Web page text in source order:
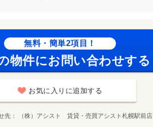
無料・簡単2項目！
物件にお問い合わせする
お気に入りに追加する
先 （株）アシスト 賃貸・売買アシスト札幌駅前店